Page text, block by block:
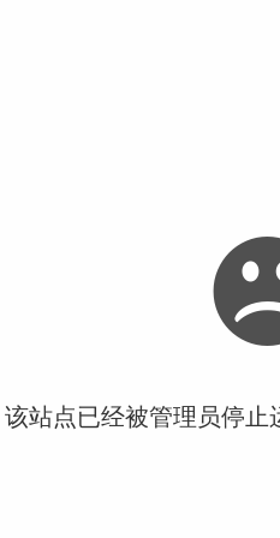
站点已经被管理员停